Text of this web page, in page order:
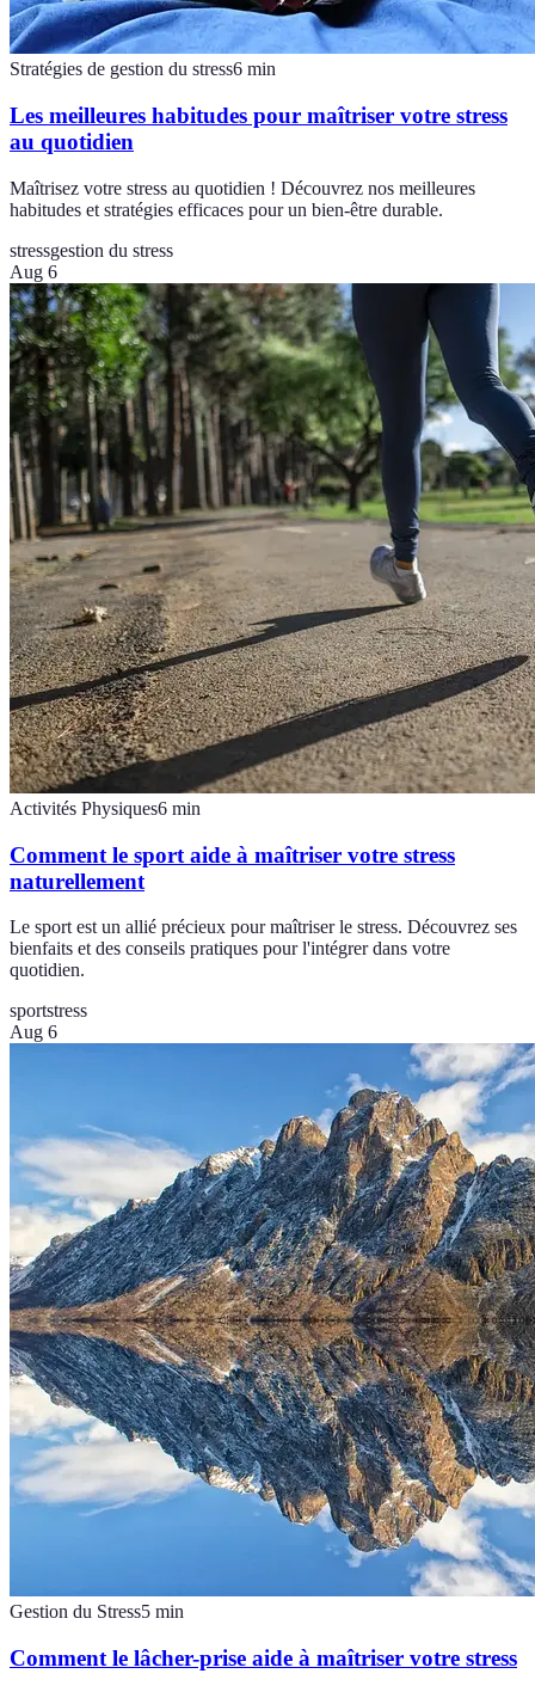
Stratégies de gestion du stress6 min
Les meilleures habitudes pour maîtriser votre stress
au quotidien
Maîtrisez votre stress au quotidien ! Découvrez nos meilleures
habitudes et stratégies efficaces pour un bien-être durable.
stressgestion du stress
Aug 6
Activités Physiques6 min
Comment le sport aide à maîtriser votre stress
naturellement
Le sport est un allié précieux pour maîtriser le stress. Découvrez ses
bienfaits et des conseils pratiques pour l'intégrer dans votre
quotidien.
sportstress
Aug 6
Gestion du Stress5 min
Comment le lâcher-prise aide à maîtriser votre stress